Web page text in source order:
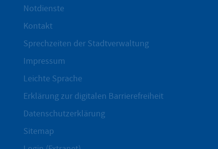
Notdienste
Kontakt
Sprechzeiten der Stadtverwaltung
Impressum
Leichte Sprache
Erklärung zur digitalen Barrierefreiheit
Datenschutzerklärung
Sitemap